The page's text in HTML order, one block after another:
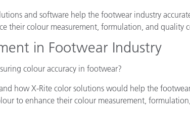
and software help the footwear industry
their colour measurement, formulation, and quality
in Footwear Industry
colour accuracy in footwear?
how X-Rite color solutions would help the
to enhance their colour measurement,